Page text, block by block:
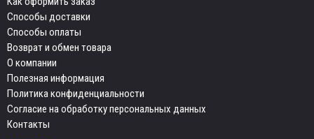
Способы доставки
Способы оплаты
Возврат и обмен товара
О компании
Полезная информация
Политика конфиденциальности
Согласие на обработку персональных данных
Контакты